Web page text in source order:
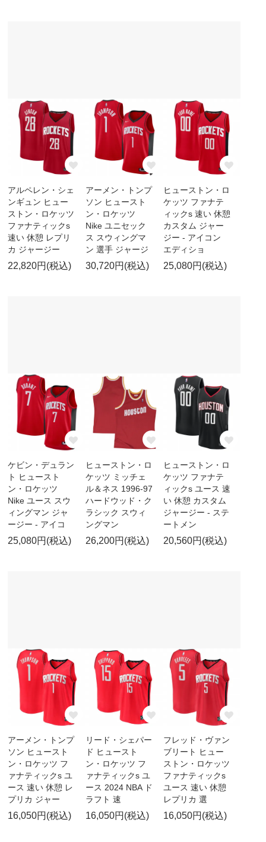
アルペレン・シェ
ンギュン ヒュー
ストン・ロケッツ
ファナティックs
速い 休憩 レプリ
カ ジャージー
22,820円(税込)
アーメン・トンプ
ソン ヒュースト
ン・ロケッツ
Nike ユニセック
ス スウィングマ
ン 選手 ジャージ
30,720円(税込)
ヒューストン・ロ
ケッツ ファナテ
ィックs 速い 休憩
カスタム ジャー
ジー - アイコン
エディショ
25,080円(税込)
ケビン・デュラン
ト ヒュースト
ン・ロケッツ
Nike ユース スウ
ィングマン ジャ
ージー - アイコ
25,080円(税込)
ヒューストン・ロ
ケッツ ミッチェ
ル＆ネス 1996-97
ハードウッド・ク
ラシック スウィ
ングマン
26,200円(税込)
ヒューストン・ロ
ケッツ ファナテ
ィックs ユース 速
い 休憩 カスタム
ジャージー - ステ
ートメン
20,560円(税込)
アーメン・トンプ
ソン ヒュースト
ン・ロケッツ フ
ァナティックs ユ
ース 速い 休憩 レ
プリカ ジャー
16,050円(税込)
リード・シェパー
ド ヒュースト
ン・ロケッツ フ
ァナティックs ユ
ース 2024 NBA ド
ラフト 速
16,050円(税込)
フレッド・ヴァン
ブリート ヒュー
ストン・ロケッツ
ファナティックs
ユース 速い 休憩
レプリカ 選
16,050円(税込)